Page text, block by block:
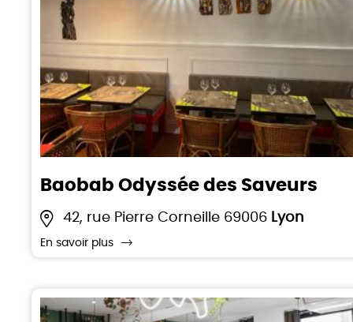
Baobab Odyssée des Saveurs
42, rue Pierre Corneille 69006 Lyon
En savoir plus